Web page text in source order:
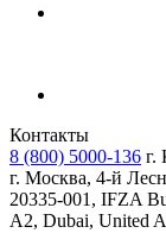
Контакты
8 (800) 5000-136 г.
г. Москва, 4-й
20335-001, IFZA
A2, Dubai, United